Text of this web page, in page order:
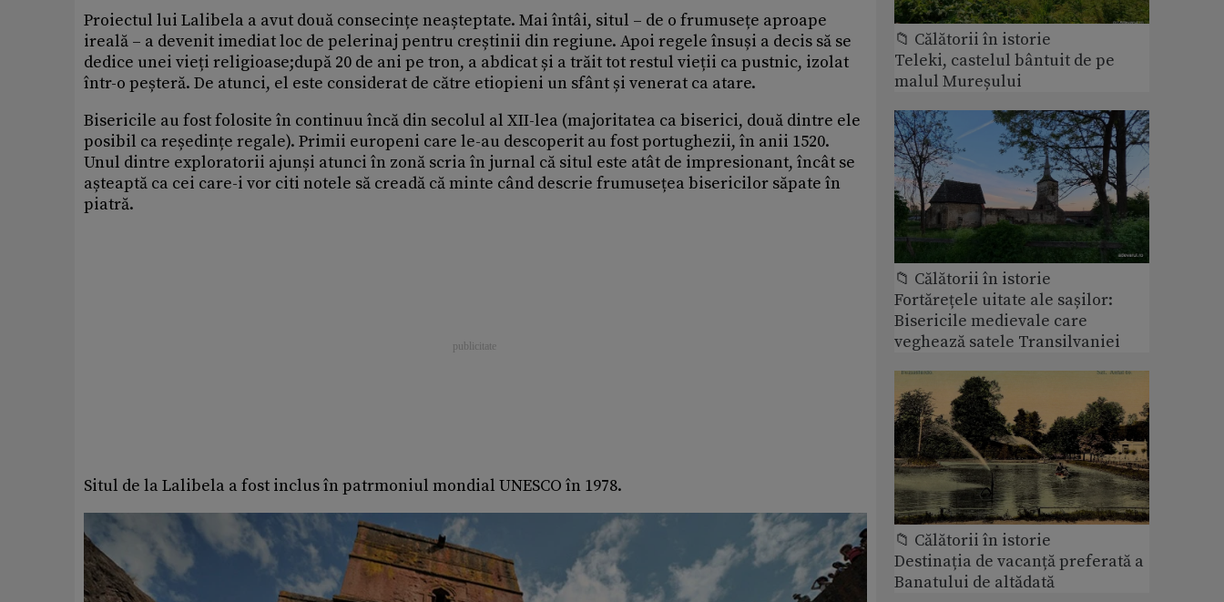
Proiectul lui Lalibela a avut două consecințe neașteptate. Mai întâi, situl – de o frumusețe aproape
ireală – a devenit imediat loc de pelerinaj pentru creștinii din regiune. Apoi regele însuși a decis să se
dedice unei vieți religioase;după 20 de ani pe tron, a abdicat și a trăit tot restul vieții ca pustnic, izolat
într-o peșteră. De atunci, el este considerat de către etiopieni un sfânt și venerat ca atare.
Bisericile au fost folosite în continuu încă din secolul al XII-lea (majoritatea ca biserici, două dintre ele
posibil ca reședințe regale). Primii europeni care le-au descoperit au fost portughezii, în anii 1520.
Unul dintre exploratorii ajunși atunci în zonă scria în jurnal că situl este atât de impresionant, încât se
așteaptă ca cei care-i vor citi notele să creadă că minte când descrie frumusețea bisericilor săpate în
piatră.
Situl de la Lalibela a fost inclus în patrmoniul mondial UNESCO în 1978.
📁 Călătorii în istorie
Teleki, castelul bântuit de pe
malul Mureșului
📁 Călătorii în istorie
Fortărețele uitate ale sașilor:
Bisericile medievale care
veghează satele Transilvaniei
📁 Călătorii în istorie
Destinația de vacanță preferată a
Banatului de altădată